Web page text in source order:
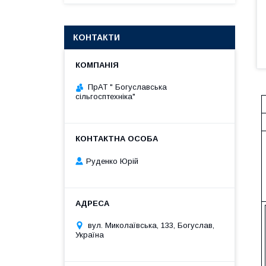
КОНТАКТИ
ПрАТ " Богуславська
сільгосптехніка"
Руденко Юрій
вул. Миколаївська, 133, Богуслав,
Україна